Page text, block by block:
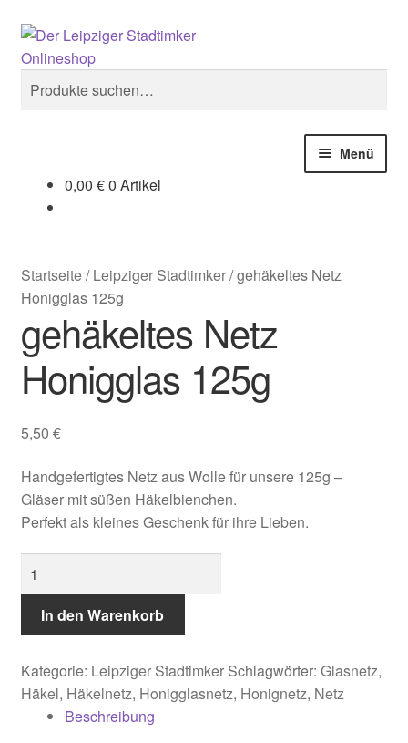
Zur
Navigation
springen
Zum
Inhalt
springen
Suche
nach:
Suchen
Menü
Mein Konto
Sample Page
Warenkorb
0,00 €0 Artikel
Startseite/Leipziger Stadtimker/gehäkeltes Netz
Honigglas 125g
gehäkeltes Netz
Honigglas 125g
5,50 €
Handgefertigtes Netz aus Wolle für unsere 125g –
Gläser mit süßen Häkelbienchen.
Perfekt als kleines Geschenk für ihre Lieben.
Netz
Honigglas
125g
In den Warenkorb
Kategorie: Leipziger Stadtimker Schlagwörter: Glasnetz,
Häkel, Häkelnetz, Honigglasnetz, Honignetz, Netz
Beschreibung